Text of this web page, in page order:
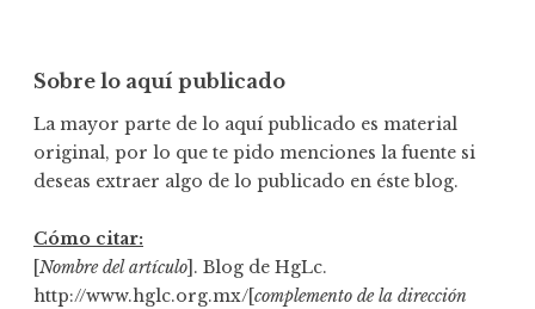
Sobre lo aquí publicado
La mayor parte de lo aquí publicado es material
original, por lo que te pido menciones la fuente si
deseas extraer algo de lo publicado en éste blog.
Cómo citar:
[Nombre del artículo]. Blog de HgLc.
http://www.hglc.org.mx/[complemento de la dirección